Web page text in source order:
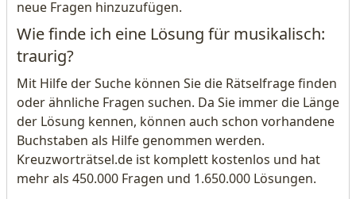
neue Fragen hinzuzufügen.
Wie finde ich eine Lösung für musikalisch:
traurig?
Mit Hilfe der Suche können Sie die Rätselfrage finden
oder ähnliche Fragen suchen. Da Sie immer die Länge
der Lösung kennen, können auch schon vorhandene
Buchstaben als Hilfe genommen werden.
Kreuzworträtsel.de ist komplett kostenlos und hat
mehr als 450.000 Fragen und 1.650.000 Lösungen.